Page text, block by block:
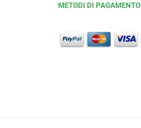
METODI DI PAGAMENTO